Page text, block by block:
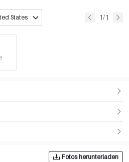
States 1/1
Fotos herunterladen